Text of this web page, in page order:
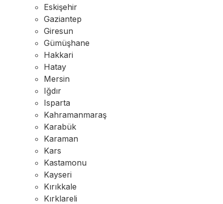
Eskişehir
Gaziantep
Giresun
Gümüşhane
Hakkari
Hatay
Mersin
Iğdır
Isparta
Kahramanmaraş
Karabük
Karaman
Kars
Kastamonu
Kayseri
Kırıkkale
Kırklareli